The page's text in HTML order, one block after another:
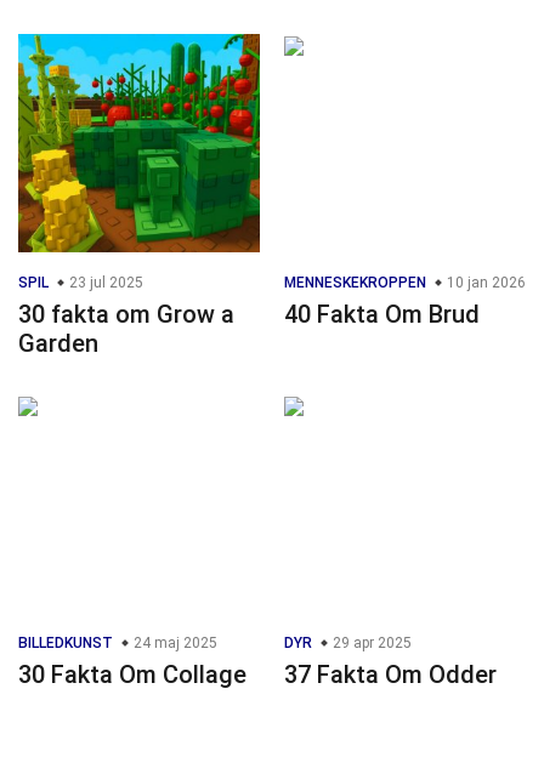
SPIL 23 jul 2025
30 fakta om Grow a
Garden
MENNESKEKROPPEN 10 jan 2026
40 Fakta Om Brud
BILLEDKUNST 24 maj 2025
30 Fakta Om Collage
DYR 29 apr 2025
37 Fakta Om Odder